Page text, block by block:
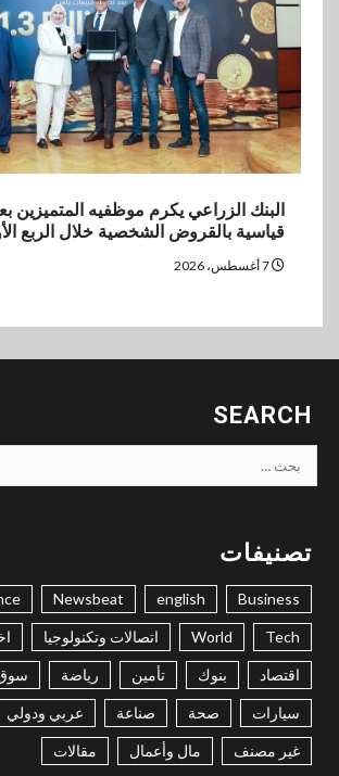
البنك الزراعي يكرم موظفيه المتميزين
قياسية بالقروض الشخصية خلال الربع الأول
SEARCH
البحث
عن:
تصنيفات
Business
english
Newsbeat
Tech
World اتصالات وتكنولوجيا
اقتصاد بنوك تأمين رياضة
سيارات صحة صناعة عربي ودولي
غير مصنف مال وأعمال مقالات